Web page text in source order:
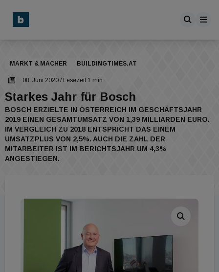
MARKT & MACHER BUILDINGTIMES.AT
08. Juni 2020 / Lesezeit 1 min
Starkes Jahr für Bosch
BOSCH ERZIELTE IN ÖSTERREICH IM GESCHÄFTSJAHR
2019 EINEN GESAMTUMSATZ VON 1,39 MILLIARDEN EURO.
IM VERGLEICH ZU 2018 ENTSPRICHT DAS EINEM
UMSATZPLUS VON 2,5%. AUCH DIE ZAHL DER
MITARBEITER IST IM BERICHTSJAHR UM 4,3%
ANGESTIEGEN.